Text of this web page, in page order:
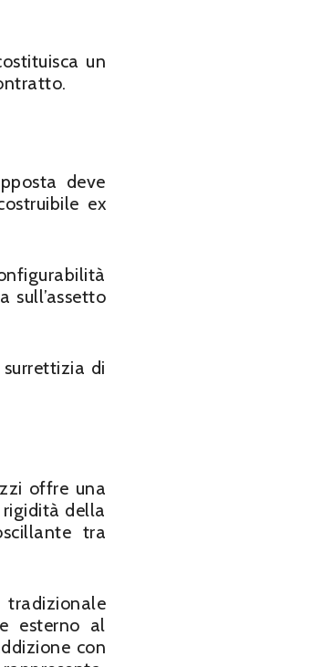
un
deve
ex
sull’assetto
di
offre una
della
tra
tradizionale
esterno al
con